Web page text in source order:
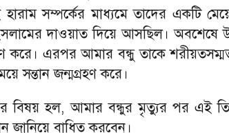
সম্পর্কের মাধ্যমে তাদের একটি
দাওয়াত দিয়ে আসছিল। অবশেষে
করে। এরপর আমার বন্ধু তাকে
সন্তান জন্মগ্রহণ করে।
বিষয় হল,আমার বন্ধুর মৃত্যুর পর এই
জানিয়ে বাধিত করবেন।